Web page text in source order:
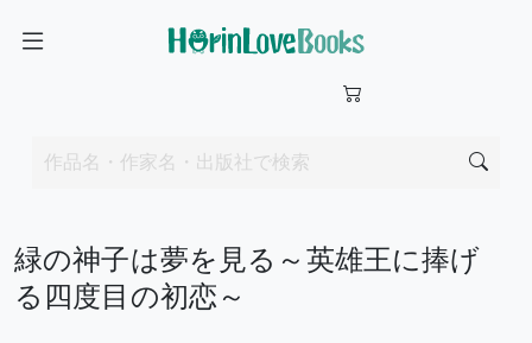
緑の神子は夢を見る～英雄王に捧げ
る四度目の初恋～